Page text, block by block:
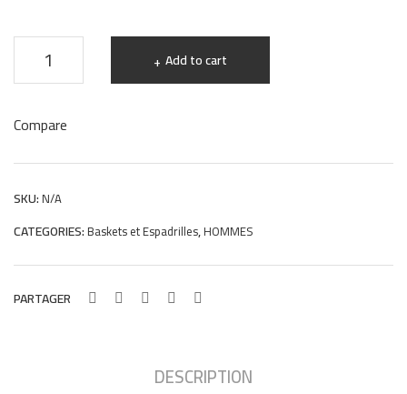
Basket
Casual
cuir
Tabac
KE01
Add to cart
Compare
SKU: N/A
CATEGORIES: Baskets et Espadrilles,HOMMES
PARTAGER
DESCRIPTION